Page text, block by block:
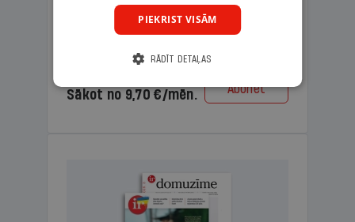
lasāmžurnāls bērniem un analītiska
lasāmviela vecākiem.
Sākot no 9,70 €/mēn. Abonēt
PIEKRIST VISĀM
RĀDĪT DETAĻAS